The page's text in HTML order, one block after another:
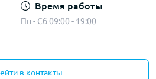
Время работы
Пн - Сб 09:00 - 19:00
в контакты